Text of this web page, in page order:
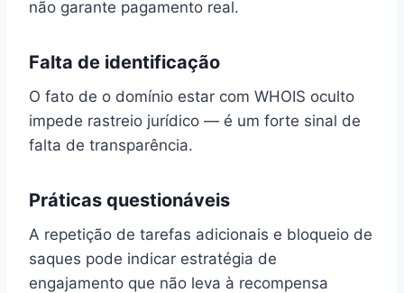
não garante pagamento real.
Falta de identificação
O fato de o domínio estar com WHOIS oculto
impede rastreio jurídico — é um forte sinal de
falta de transparência.
Práticas questionáveis
A repetição de tarefas adicionais e bloqueio de
saques pode indicar estratégia de
engajamento que não leva à recompensa